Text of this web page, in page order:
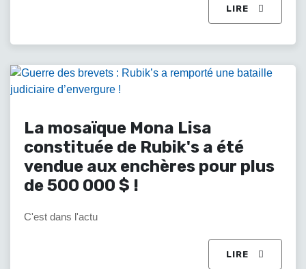
LIRE
La mosaïque Mona Lisa
constituée de Rubik's a été
vendue aux enchères pour plus
de 500 000 $ !
C'est dans l'actu
LIRE